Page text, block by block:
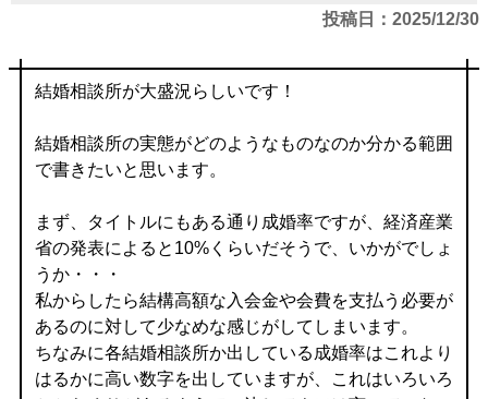
投稿日：2025/12/30
結婚相談所が大盛況らしいです！
結婚相談所の実態がどのようなものなのか分かる範囲
で書きたいと思います。
まず、タイトルにもある通り成婚率ですが、経済産業
省の発表によると10%くらいだそうで、いかがでしょ
うか・・・
私からしたら結構高額な入会金や会費を支払う必要が
あるのに対して少なめな感じがしてしまいます。
ちなみに各結婚相談所か出している成婚率はこれより
はるかに高い数字を出していますが、これはいろいろ